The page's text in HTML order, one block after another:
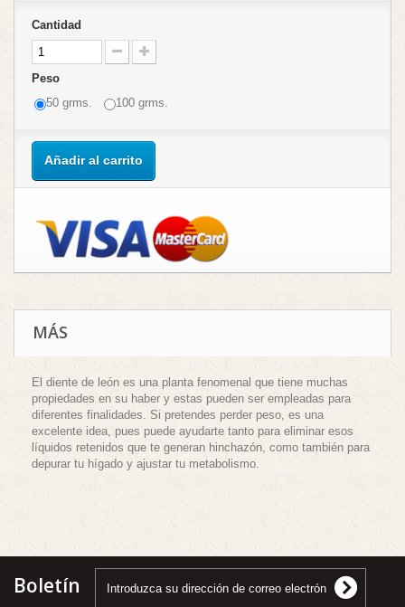
Cantidad
Peso
50 grms.
100 grms.
Añadir al carrito
MÁS
El diente de león es una planta fenomenal que tiene muchas
propiedades en su haber y estas pueden ser empleadas para
diferentes finalidades. Si pretendes perder peso, es una
excelente idea, pues puede ayudarte tanto para eliminar esos
líquidos retenidos que te generan hinchazón, como también para
depurar tu hígado y ajustar tu metabolismo.
Boletín